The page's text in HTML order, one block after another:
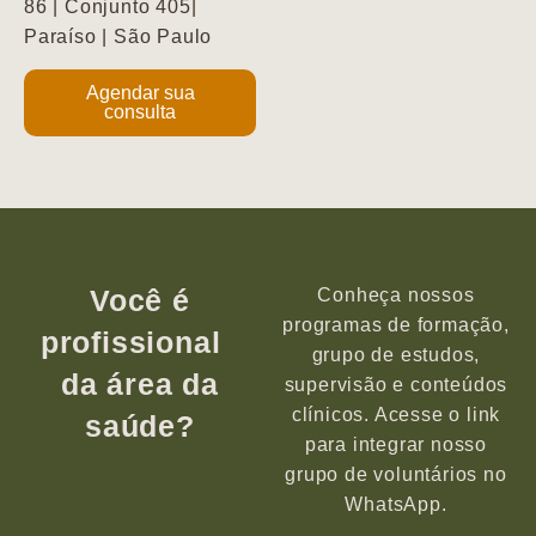
86 | Conjunto 405|
Paraíso | São Paulo
Agendar sua
consulta
Você é
profissional
da área da
saúde?
Conheça nossos
programas de formação,
grupo de estudos,
supervisão e conteúdos
clínicos. Acesse o link
para integrar nosso
grupo de voluntários no
WhatsApp.